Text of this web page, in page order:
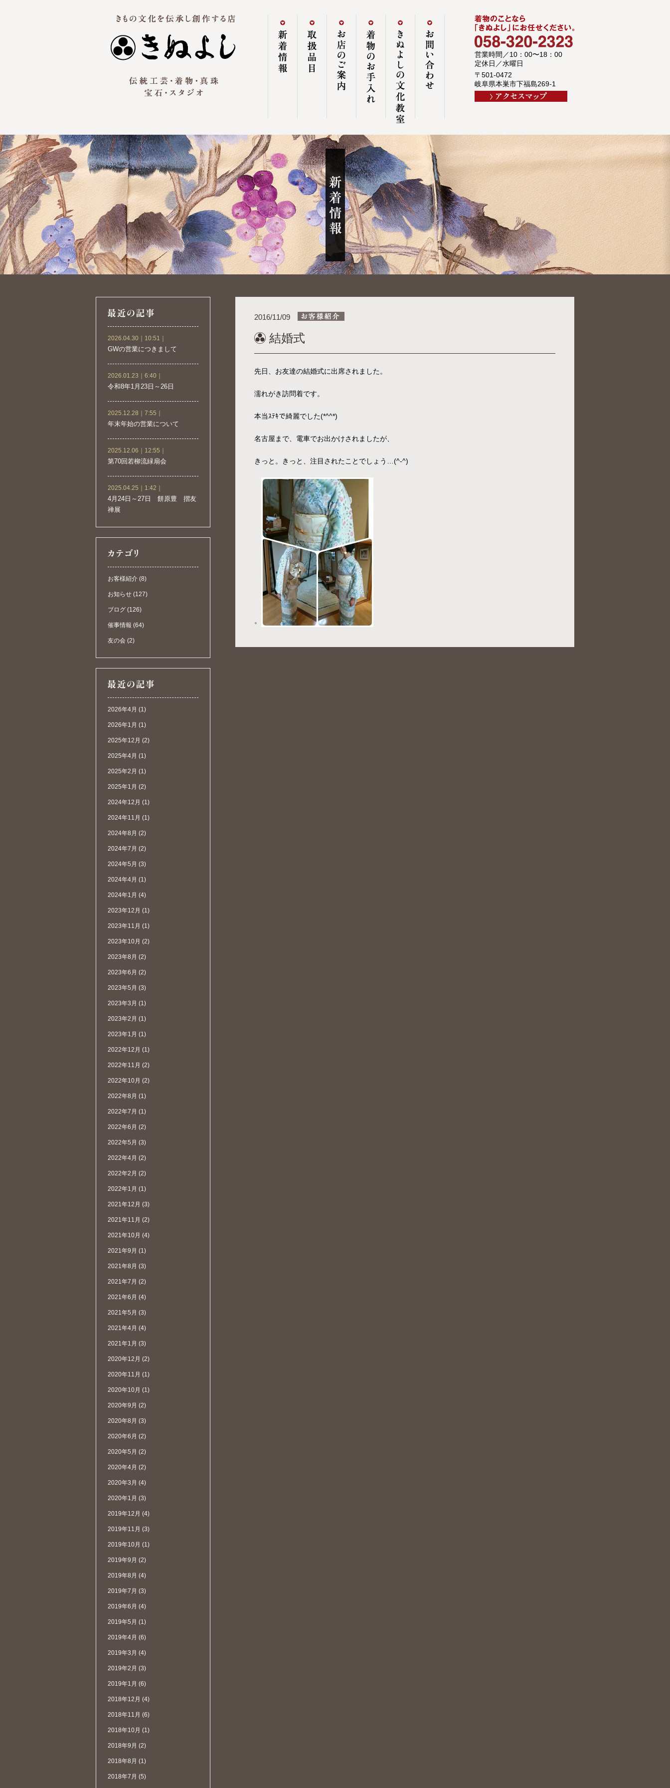
営業時間／10：00〜18：00
定休日／水曜日
〒501-0472
岐阜県本巣市下福島269-1
2026.04.30｜10:51｜
GWの営業につきまして
2026.01.23｜6:40｜
令和8年1月23日～26日
2025.12.28｜7:55｜
年末年始の営業について
2025.12.06｜12:55｜
第70回若柳流緑扇会
2025.04.25｜1:42｜
4月24日～27日 餅原豊 摺友
禅展
お客様紹介 (8)
お知らせ (127)
ブログ (126)
催事情報 (64)
友の会 (2)
2026年4月 (1)
2026年1月 (1)
2025年12月 (2)
2025年4月 (1)
2025年2月 (1)
2025年1月 (2)
2024年12月 (1)
2024年11月 (1)
2024年8月 (2)
2024年7月 (2)
2024年5月 (3)
2024年4月 (1)
2024年1月 (4)
2023年12月 (1)
2023年11月 (1)
2023年10月 (2)
2023年8月 (2)
2023年6月 (2)
2023年5月 (3)
2023年3月 (1)
2023年2月 (1)
2023年1月 (1)
2022年12月 (1)
2022年11月 (2)
2022年10月 (2)
2022年8月 (1)
2022年7月 (1)
2022年6月 (2)
2022年5月 (3)
2022年4月 (2)
2022年2月 (2)
2022年1月 (1)
2021年12月 (3)
2021年11月 (2)
2021年10月 (4)
2021年9月 (1)
2021年8月 (3)
2021年7月 (2)
2021年6月 (4)
2021年5月 (3)
2021年4月 (4)
2021年1月 (3)
2020年12月 (2)
2020年11月 (1)
2020年10月 (1)
2020年9月 (2)
2020年8月 (3)
2020年6月 (2)
2020年5月 (2)
2020年4月 (2)
2020年3月 (4)
2020年1月 (3)
2019年12月 (4)
2019年11月 (3)
2019年10月 (1)
2019年9月 (2)
2019年8月 (4)
2019年7月 (3)
2019年6月 (4)
2019年5月 (1)
2019年4月 (6)
2019年3月 (4)
2019年2月 (3)
2019年1月 (6)
2018年12月 (4)
2018年11月 (6)
2018年10月 (1)
2018年9月 (2)
2018年8月 (1)
2018年7月 (5)
2016/11/09
結婚式
先日、お友達の結婚式に出席されました。
濡れがき訪問着です。
本当ｽﾃｷで綺麗でした(*^^*)
名古屋まで、電車でお出かけされましたが、
きっと。きっと、注目されたことでしょう…(^-^)
。